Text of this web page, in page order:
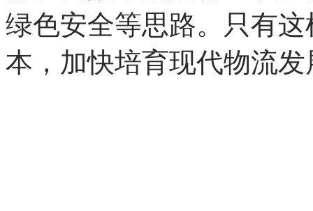
间，物流业应该克服发
新，构建新的发展生态